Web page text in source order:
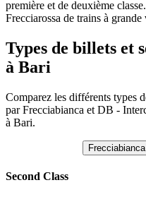
première et de deuxième
Frecciarossa de trains à grande
Types de billets et
à Bari
Comparez les différents types
par Frecciabianca et DB -
à Bari.
Frecciabianca
Second Class